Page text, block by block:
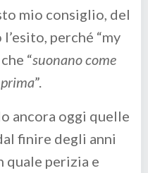
mio consiglio, del
perché “my
“suonano come
”.
ancora oggi quelle
finire degli anni
quale perizia e